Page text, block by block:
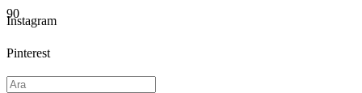
Instagram
Pinterest
YouTube